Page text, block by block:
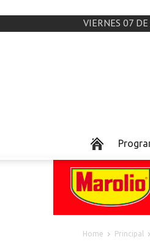
VIERNES 07
Home Principal